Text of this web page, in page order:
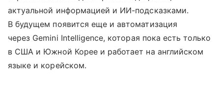
актуальной информацией и ИИ-подсказками.
В будущем появится еще и автоматизация
через Gemini Intelligence, которая пока есть только
в США и Южной Корее и работает на английском
языке и корейском.